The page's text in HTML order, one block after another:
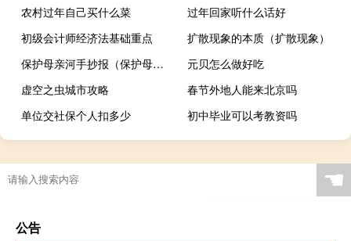
农村过年自己买什么菜
过年回家听什么话好
初级会计师经济法基础重点
扩散现象的本质（扩散现象）
保护母亲河手抄报（保护母亲河的广告词）
元贝怎么做好吃
虚空之虫城市攻略
春节外地人能来北京吗
单位交社保个人扣多少
初中毕业可以考教资吗
☚
公告